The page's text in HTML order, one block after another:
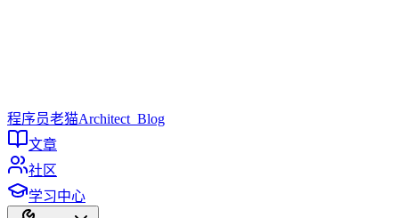
程序员老猫Architect_Blog
文章
社区
学习中心